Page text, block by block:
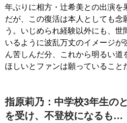
年ぶりに相方・辻希美との出演を
だが、この復活は本人としても念
う。いじめられ経験以外にも、世
いるように波乱万丈のイメージが
ん苦しんだ分、これから明るい道
ほしいとファンは願っていること
指原莉乃：中学校3年生の
を受け、不登校になるも…